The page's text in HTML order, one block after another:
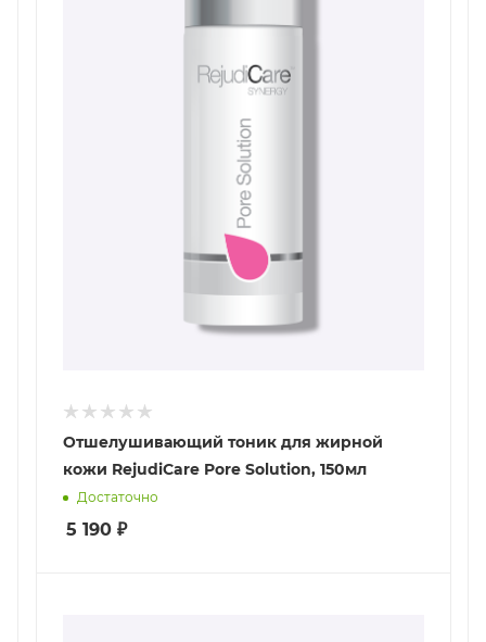
Отшелушивающий тоник для жирной
кожи RejudiCare Pore Solution, 150мл
Достаточно
5 190 ₽